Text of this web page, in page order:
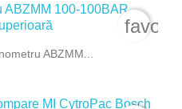
ABZMM...